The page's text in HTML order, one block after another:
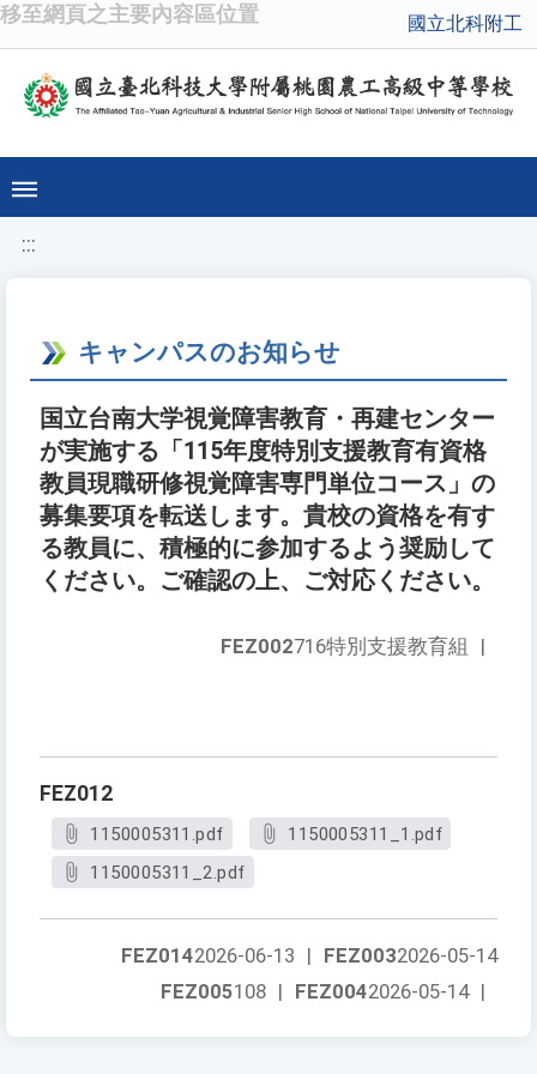
移至網頁之主要內容區位置 國立北科附工
:::
キャンパスのお知らせ
国立台南大学視覚障害教育・再建センター
が実施する「115年度特別支援教育有資格
教員現職研修視覚障害専門単位コース」の
募集要項を転送します。貴校の資格を有す
る教員に、積極的に参加するよう奨励して
ください。ご確認の上、ご対応ください。
FEZ002716特別支援教育組 |
FEZ012
1150005311.pdf
1150005311_1.pdf
1150005311_2.pdf
FEZ0032026-05-14
FEZ0142026-06-13 |
FEZ0042026-05-14 |
FEZ005108 |